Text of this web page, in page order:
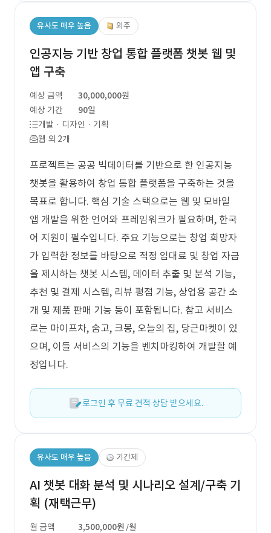
유사도 매우 높음 외주
인공지능 기반 창업 통합 플랫폼 챗봇 웹 및
앱 구축
예상 금액
30,000,000원
예상 기간
90일
개발 · 디자인 · 기획
웹 외 2개
프로젝트는 공공 빅데이터를 기반으로 한 인공지능
챗봇을 활용하여 창업 통합 플랫폼을 구축하는 것을
목표로 합니다. 핵심 기술 스택으로는 웹 및 모바일
앱 개발을 위한 언어와 프레임워크가 필요하며, 한국
어 지원이 필수입니다. 주요 기능으로는 창업 희망자
가 입력한 정보를 바탕으로 적정 임대료 및 창업 자금
을 제시하는 챗봇 시스템, 데이터 추출 및 분석 기능,
추천 및 결제 시스템, 리뷰 평점 기능, 상업용 공간 소
개 및 제품 판매 기능 등이 포함됩니다. 참고 서비스
로는 마이프차, 숨고, 크몽, 오늘의 집, 당근마켓이 있
으며, 이들 서비스의 기능을 벤치마킹하여 개발할 예
정입니다.
로그인 후 무료 견적 상담 받으세요.
유사도 매우 높음 기간제
AI 챗봇 대화 분석 및 시나리오 설계/구축 기
획 (재택근무)
월 금액 3,500,000원 /월